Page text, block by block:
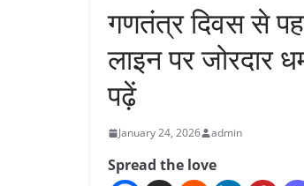
गणतंत्र दिवस से
लाइन पर जोरदार
पढ़ें
January 24, 2026 admin
Spread the love